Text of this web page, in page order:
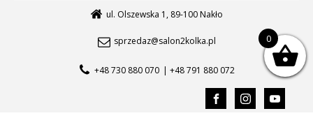
ul. Olszewska 1, 89-100 Nakło
sprzedaz@salon2kolka.pl
+48 730 880 070 | +48 791 880 072
0